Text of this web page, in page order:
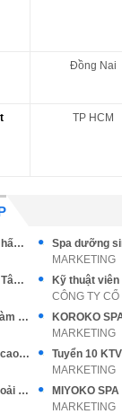
Đồng Nai
TP HCM
EM HI SPA Q5 tuyển KTV Spa - đi làm ngay, thu nhập hấp dẫn
MARKETING
Spa SaMy tuyển lễ tân, tạp vụ, KTV spa thư giãn làm Tân Bình
Kỹ thuật
Tuyển 10 Nữ Kỹ Thuật Viên Xoa Bóp, Day Ấn Huyệt làm tại Q10
MARKETING
Tuyển Nữ KTV massage body tại Bình Tân, thu nhập cao, Tip cao
MARKETING
Nhân viên spa - thu nhập trên 10 triệu, môi trường thoải mái
MARKETING